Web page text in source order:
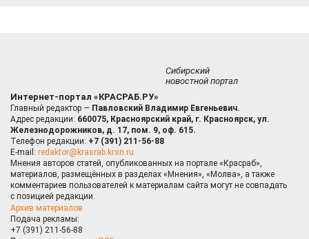
Сибирский
новостной портал
Интернет-портал «КРАСРАБ.РУ»
Главный редактор — Павловский Владимир Евгеньевич.
Адрес редакции: 660075, Красноярский край, г. Красноярск, ул.
Железнодорожников, д. 17, пом. 9, оф. 615.
Телефон редакции: +7 (391) 211-56-88
E-mail: redaktor@krasrab.krsn.ru
Мнения авторов статей, опубликованных на портале «Красраб»,
материалов, размещённых в разделах «Мнения», «Молва», а также
комментариев пользователей к материалам сайта могут не совпадать
с позицией редакции.
Архив материалов
Подача рекламы:
+7 (391) 211-56-88